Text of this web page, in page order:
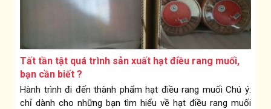
Tất tần tật quá trình sản xuất hạt điều rang muối,
bạn cần biết ?
Hành trình đi đến thành phẩm hạt điều rang muối Chú ý:
chỉ dành cho những bạn tìm hiểu về hạt điều rang muối